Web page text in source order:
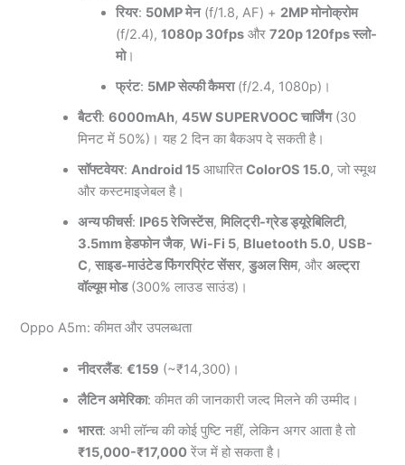
रियर: 50MP मेन(f/1.8, AF) + 2MP मोनोक्रोम
(f/2.4),1080p 30fps और720p 120fps स्लो-
मो।
फ्रंट: 5MP सेल्फी कैमरा(f/2.4, 1080p)।
बैटरी:6000mAh,45W SUPERVOOC चार्जिंग(30
मिनट में 50%)। यह 2 दिन का बैकअप दे सकती है।
सॉफ्टवेयर: Android 15 आधारितColorOS 15.0, जो स्मूथ
और कस्टमाइजेबल है।
अन्य फीचर्स: IP65 रेजिस्टेंस,मिलिट्री-ग्रेड ड्यूरेबिलिटी,
3.5mm हेडफोन जैक,Wi-Fi 5, Bluetooth 5.0, USB-
C,साइड-माउंटेड फिंगरप्रिंट सेंसर,डुअल सिम, औरअल्ट्रा
वॉल्यूम मोड(300% लाउड साउंड)।
Oppo A5m: कीमत और उपलब्धता
नीदरलैंड:€159 (~₹14,300)।
लैटिन अमेरिका: कीमत की जानकारी जल्द मिलने की उम्मीद।
भारत: अभी लॉन्च की कोई पुष्टि नहीं, लेकिन अगर आता है तो
₹15,000-₹17,000 रेंज में हो सकता है।